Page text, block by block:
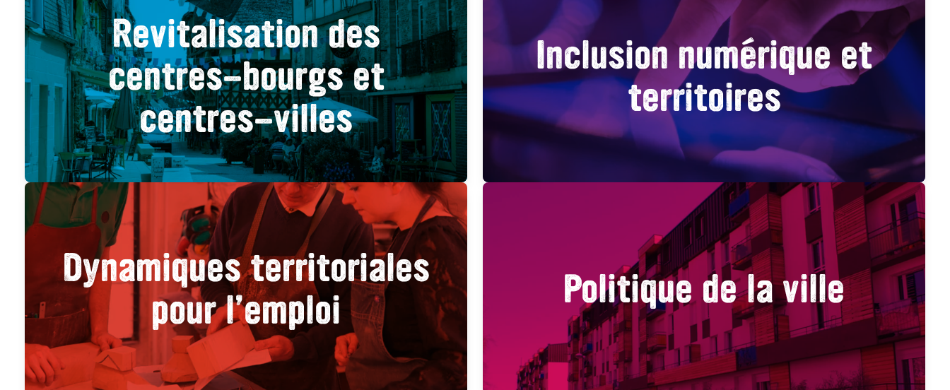
Revitalisation des
centres-bourgs et
centres-villes
Inclusion numérique et
territoires
Dynamiques territoriales
pour l’emploi
Politique de la ville